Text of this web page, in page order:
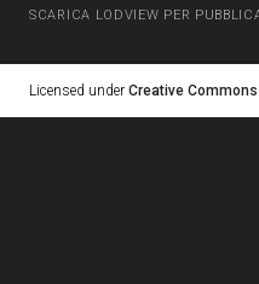
SCARICA LODVIEW PER
Licensed under Creative